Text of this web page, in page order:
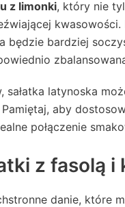
z limonki, który nie
będzie bardziej
latynoska
aby
połączenie
z fasolą i
danie, które